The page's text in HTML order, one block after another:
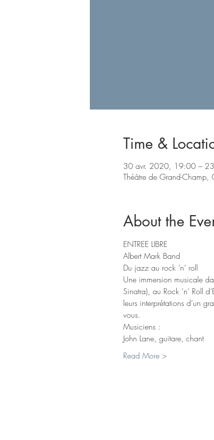
Time &
30 avr. 2020, 19:00 –
Théâtre de Grand-
About the
ENTREE LIBRE
Une immersion musicale
Sinatra), au Rock ’n’ Roll
leurs interprétations d’un
John Lane, guitare, chant
Read More >